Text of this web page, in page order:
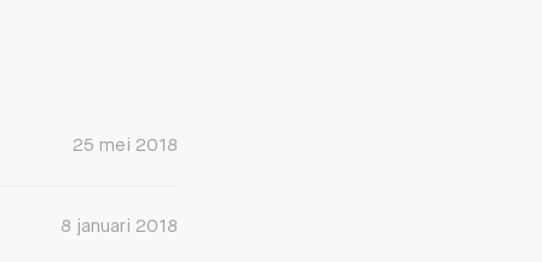
25 mei 2018
8 januari 2018